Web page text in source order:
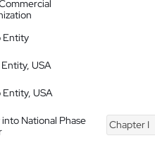
Entity
USA
Entity, USA
National Phase
Chapter I